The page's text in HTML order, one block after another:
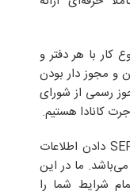
کار با هر دفتر و
و مجوز دار بودن
رسمی از شورای
کانادا هستیم.
تمامی سعی ما در تیم SEP Immigration دادن اطلاعات
ما در این
شرایط شما را